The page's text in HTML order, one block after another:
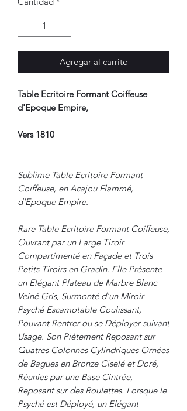
Agregar al carrito
Table Ecritoire Formant Coiffeuse
d'Epoque Empire,
Vers 1810
Sublime Table Ecritoire Formant
Coiffeuse, en Acajou Flammé,
d'Epoque Empire.
Rare Table Ecritoire Formant Coiffeuse,
Ouvrant par un Large Tiroir
Compartimenté en Façade et Trois
Petits Tiroirs en Gradin. Elle Présente
un Elégant Plateau de Marbre Blanc
Veiné Gris, Surmonté d'un Miroir
Psyché Escamotable Coulissant,
Pouvant Rentrer ou se Déployer suivant
Usage. Son Piètement Reposant sur
Quatres Colonnes Cylindriques Ornées
de Bagues en Bronze Ciselé et Doré,
Réunies par une Base Cintrée,
Reposant sur des Roulettes. Lorsque le
Psyché est Déployé, un Elégant